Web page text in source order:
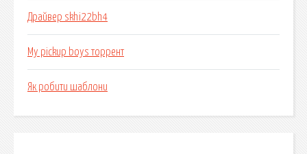
Драйвер skhi22bh4
My pickup boys торрент
Як робити шаблони